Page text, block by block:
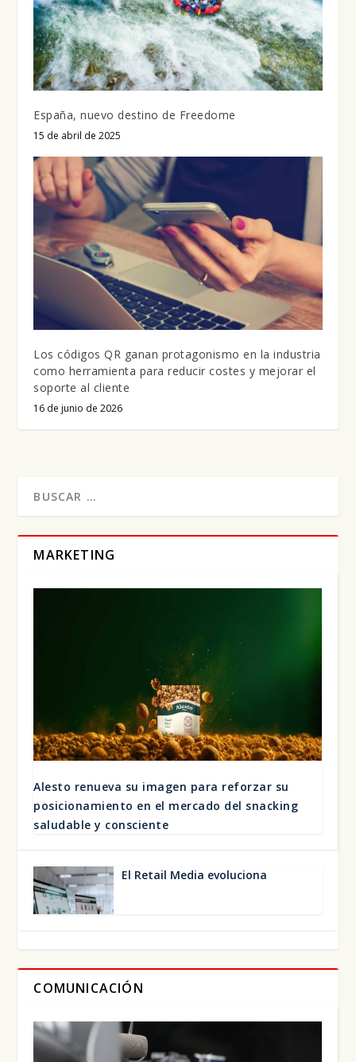
España, nuevo destino de Freedome
15 de abril de 2025
Los códigos QR ganan protagonismo en la industria
como herramienta para reducir costes y mejorar el
soporte al cliente
16 de junio de 2026
MARKETING
Ales­to renue­va su ima­gen para refor­zar su
posi­cio­na­mien­to en el mer­ca­do del snac­king
salu­da­ble y cons­cien­te
El Retail Media evo­lu­cio­na
COMUNICACIÓN